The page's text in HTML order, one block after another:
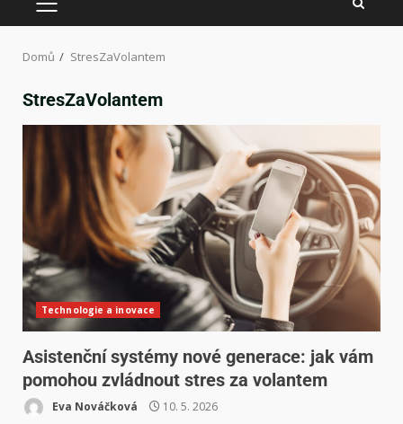
Domů StresZaVolantem
StresZaVolantem
Technologie a inovace
Asistenční systémy nové generace: jak vám
pomohou zvládnout stres za volantem
Eva Nováčková 10. 5. 2026